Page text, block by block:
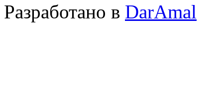
Разработано в DarAmal